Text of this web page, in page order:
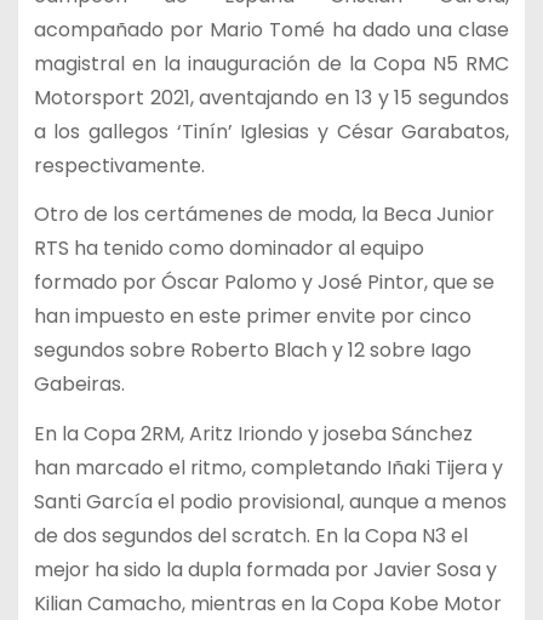
acompañado por Mario Tomé ha dado una clase
magistral en la inauguración de la Copa N5 RMC
Motorsport 2021, aventajando en 13 y 15 segundos
a los gallegos ‘Tinín’ Iglesias y César Garabatos,
respectivamente.
Otro de los certámenes de moda, la Beca Junior
RTS ha tenido como dominador al equipo
formado por Óscar Palomo y José Pintor, que se
han impuesto en este primer envite por cinco
segundos sobre Roberto Blach y 12 sobre Iago
Gabeiras.
En la Copa 2RM, Aritz Iriondo y joseba Sánchez
han marcado el ritmo, completando Iñaki Tijera y
Santi García el podio provisional, aunque a menos
de dos segundos del scratch. En la Copa N3 el
mejor ha sido la dupla formada por Javier Sosa y
Kilian Camacho, mientras en la Copa Kobe Motor